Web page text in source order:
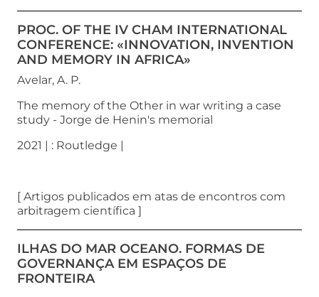
PROC. OF THE IV CHAM INTERNATIONAL
CONFERENCE: «INNOVATION, INVENTION
AND MEMORY IN AFRICA»
Avelar, A. P.
The memory of the Other in war writing a case
study - Jorge de Henin's memorial
2021 | : Routledge |
[ Artigos publicados em atas de encontros com
arbitragem científica ]
ILHAS DO MAR OCEANO. FORMAS DE
GOVERNANÇA EM ESPAÇOS DE
FRONTEIRA